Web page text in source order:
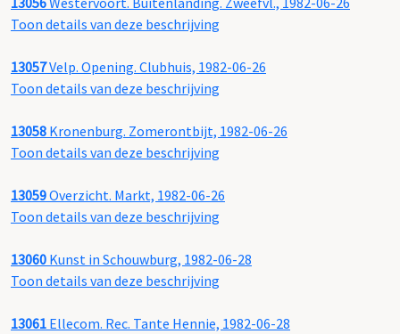
Toon details van deze beschrijving
13057Velp. Opening. Clubhuis, 1982-06-26
Toon details van deze beschrijving
13058 Kronenburg. Zomerontbijt, 1982-06-26
Toon details van deze beschrijving
13059Overzicht. Markt, 1982-06-26
Toon details van deze beschrijving
13060 Kunst in Schouwburg, 1982-06-28
Toon details van deze beschrijving
13061 Ellecom. Rec. Tante Hennie, 1982-06-28